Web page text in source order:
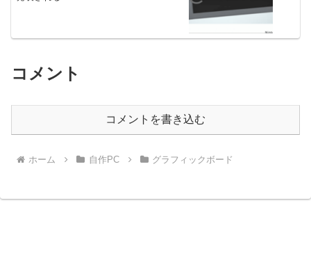
コメント
コメントを書き込む
ホーム 自作PC グラフィックボード